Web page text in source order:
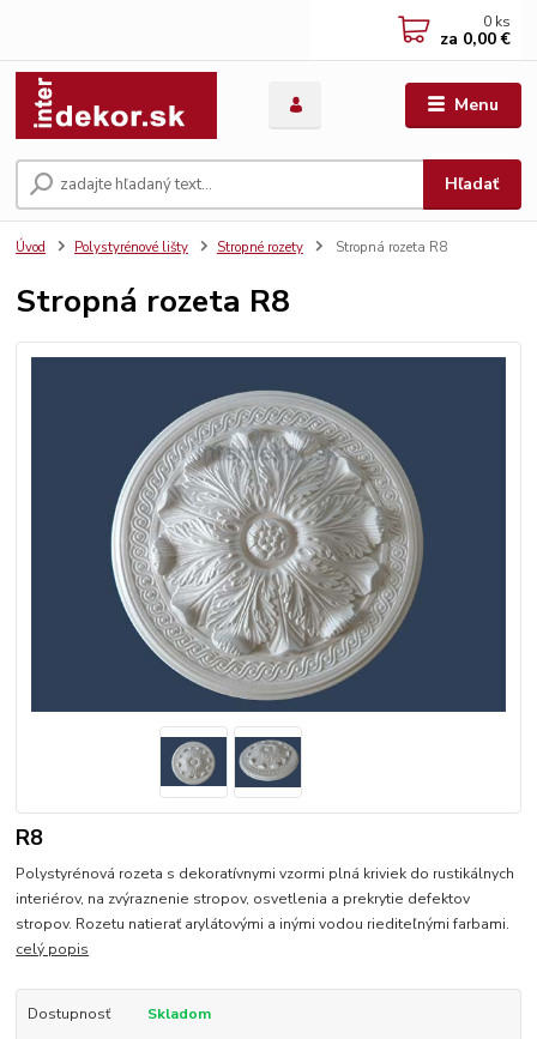
Menu
Hľadať
0 ks
za 0,00 €
Úvod Polystyrénové lišty Stropné rozety Stropná rozeta R8
Stropná rozeta R8
R8
Polystyrénová rozeta s dekoratívnymi vzormi plná kriviek do rustikálnych
interiérov, na zvýraznenie stropov, osvetlenia a prekrytie defektov
stropov. Rozetu natierať arylátovými a inými vodou riediteľnými farbami.
celý popis
Dostupnosť Skladom